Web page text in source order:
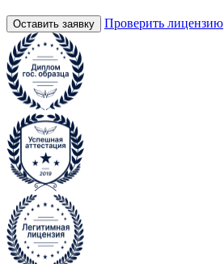
Оставить заявку Проверить лицензию